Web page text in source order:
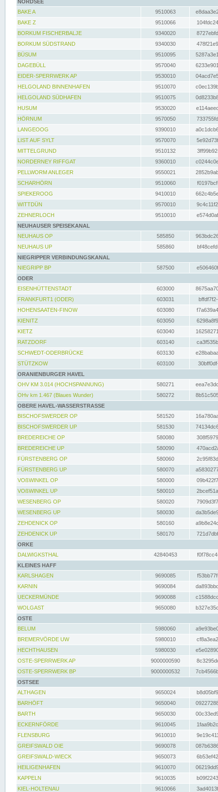
NORDSEE
BAKE A
9510063
BAKE Z
9510066
BORKUM FISCHERBALJE
9340020
BORKUM SÜDSTRAND
9340030
BÜSUM
9510095
DAGEBÜLL
9570040
EIDER-SPERRWERK AP
9530010
HELGOLAND BINNENHAFEN
9510070
HELGOLAND SÜDHAFEN
9510075
HUSUM
9530020
HÖRNUM
9570050
LANGEOOG
9390010
LIST AUF SYLT
9570070
MITTELGRUND
9510132
NORDERNEY RIFFGAT
9360010
PELLWORM ANLEGER
9550021
SCHARHÖRN
9510060
SPIEKEROOG
9410010
WITTDÜN
9570010
ZEHNERLOCH
9510010
NEUHAUSER SPEISEKANAL
NEUHAUS OP
585850
NEUHAUS UP
585860
NIEGRIPPER VERBINDUNGSKANAL
NIEGRIPP BP
587500
ODER
EISENHÜTTENSTADT
603000
FRANKFURT1 (ODER)
603031
HOHENSAATEN-FINOW
603080
KIENITZ
603050
KIETZ
603040
RATZDORF
603140
SCHWEDT-ODERBRÜCKE
603130
STÜTZKOW
603100
ORANIENBURGER HAVEL
OHV KM 3.014 (HOCHSPANNUNG)
580271
OHv km 1.467 (Blaues Wunder)
580272
OBERE HAVEL-WASSERSTRASSE
BISCHOFSWERDER OP
581520
BISCHOFSWERDER UP
581530
BREDEREICHE OP
580080
BREDEREICHE UP
580090
FÜRSTENBERG OP
580060
FÜRSTENBERG UP
580070
VOßWINKEL OP
580000
VOßWINKEL UP
580010
WESENBERG OP
580020
WESENBERG UP
580030
ZEHDENICK OP
580160
ZEHDENICK UP
580170
ORKE
DALWIGKSTHAL
42840453
KLEINES HAFF
KARLSHAGEN
9690085
KARNIN
9690084
UECKERMÜNDE
9690088
WOLGAST
9650080
OSTE
BELUM
5980060
BREMERVÖRDE UW
5980010
HECHTHAUSEN
5980030
OSTE-SPERRWERK AP
9000000590
OSTE-SPERRWERK BP
9000000532
OSTSEE
ALTHAGEN
9650024
BARHÖFT
9650040
BARTH
9650030
ECKERNFÖRDE
9610045
FLENSBURG
9610010
GREIFSWALD OIE
9690078
GREIFSWALD-WIECK
9650073
HEILIGENHAFEN
9610070
KAPPELN
9610035
KIEL-HOLTENAU
9610066